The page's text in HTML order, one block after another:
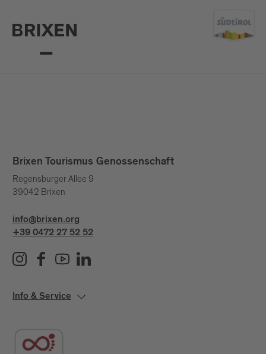
Brixen Tourismus Genossenschaft
Regensburger Allee 9
39042 Brixen
info@brixen.org
+39 0472 27 52 52
Info & Service